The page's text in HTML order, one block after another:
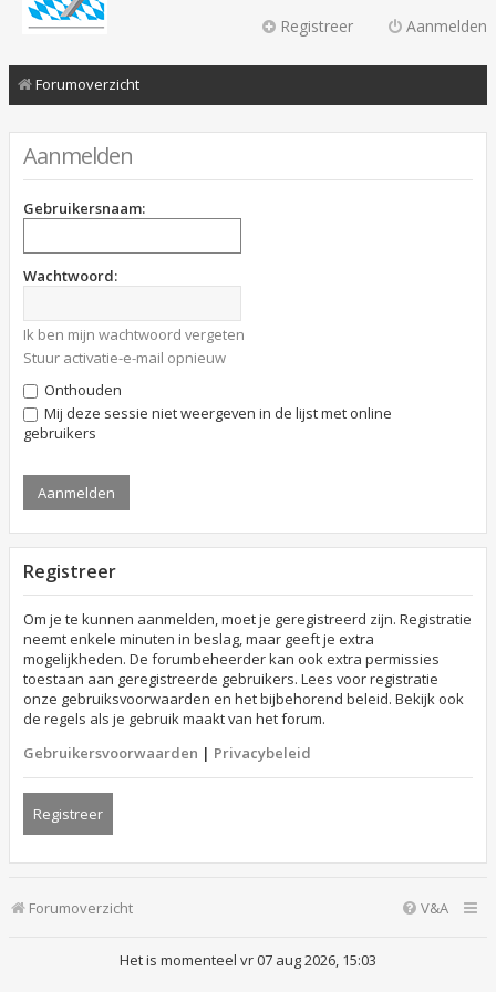
Aanmelden
Registreer
Forumoverzicht
Aanmelden
Gebruikersnaam:
Wachtwoord:
Ik ben mijn wachtwoord vergeten
Stuur activatie-e-mail opnieuw
Onthouden
Mij deze sessie niet weergeven in de lijst met online
gebruikers
Registreer
Om je te kunnen aanmelden, moet je geregistreerd zijn. Registratie
neemt enkele minuten in beslag, maar geeft je extra
mogelijkheden. De forumbeheerder kan ook extra permissies
toestaan aan geregistreerde gebruikers. Lees voor registratie
onze gebruiksvoorwaarden en het bijbehorend beleid. Bekijk ook
de regels als je gebruik maakt van het forum.
Gebruikersvoorwaarden | Privacybeleid
Registreer
Forumoverzicht V&A
Het is momenteel vr 07 aug 2026, 15:03